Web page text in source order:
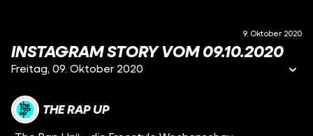
9. Oktober 2020
INSTAGRAM STORY VOM 09.10.2020
Freitag, 09. Oktober 2020
THE RAP UP